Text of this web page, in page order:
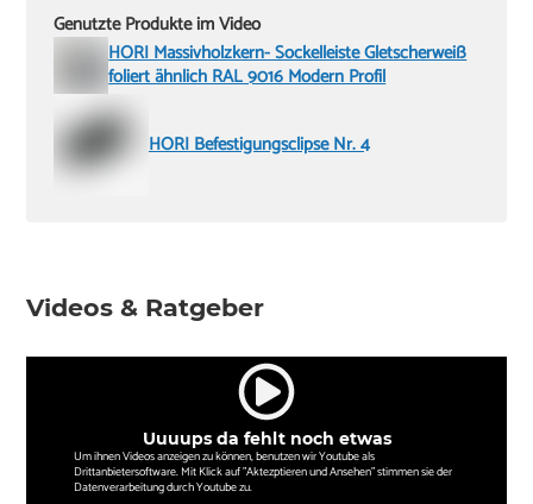
Genutzte Produkte im Video
HORI Massivholzkern- Sockelleiste Gletscherweiß
foliert ähnlich RAL 9016 Modern Profil
HORI Befestigungsclipse Nr. 4
Videos & Ratgeber
Uuuups da fehlt noch etwas
Um ihnen Videos anzeigen zu können, benutzen wir Youtube als
Drittanbietersoftware. Mit Klick auf "Aktezptieren und Ansehen" stimmen sie der
Datenverarbeitung durch Youtube zu.